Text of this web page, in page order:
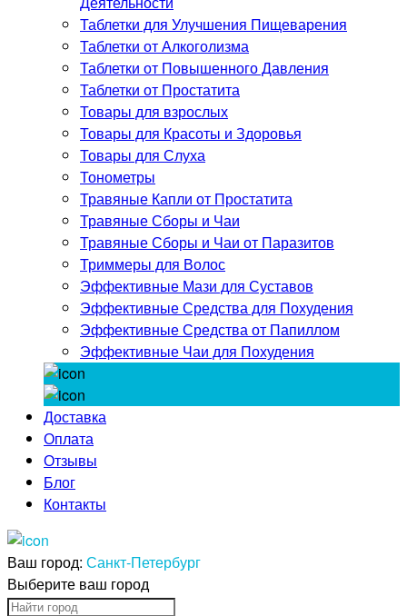
Таблетки для Улучшения Пищеварения
Таблетки от Алкоголизма
Таблетки от Повышенного Давления
Таблетки от Простатита
Товары для взрослых
Товары для Красоты и Здоровья
Товары для Слуха
Тонометры
Травяные Капли от Простатита
Травяные Сборы и Чаи
Травяные Сборы и Чаи от Паразитов
Триммеры для Волос
Эффективные Мази для Суставов
Эффективные Средства для Похудения
Эффективные Средства от Папиллом
Эффективные Чаи для Похудения
Доставка
Оплата
Отзывы
Блог
Контакты
Ваш город: Санкт-Петербург
Выберите ваш город